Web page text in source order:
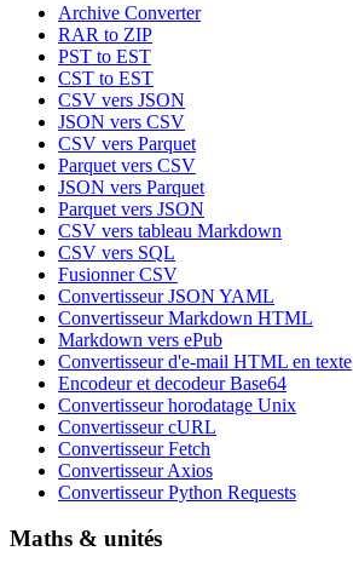
Archive Converter
RAR to ZIP
PST to EST
CST to EST
CSV vers JSON
JSON vers CSV
CSV vers Parquet
Parquet vers CSV
JSON vers Parquet
Parquet vers JSON
CSV vers tableau Markdown
CSV vers SQL
Fusionner CSV
Convertisseur JSON YAML
Convertisseur Markdown HTML
Markdown vers ePub
Convertisseur d'e-mail HTML en texte
Encodeur et decodeur Base64
Convertisseur horodatage Unix
Convertisseur cURL
Convertisseur Fetch
Convertisseur Axios
Convertisseur Python Requests
Maths & unités